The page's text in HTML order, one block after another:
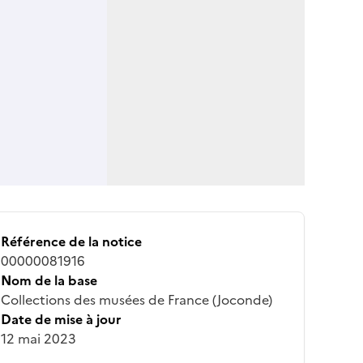
Référence de la notice
00000081916
Nom de la base
Collections des musées de France (Joconde)
Date de mise à jour
12 mai 2023